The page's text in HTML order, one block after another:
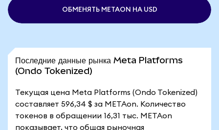
ОБМЕНЯТЬ METAON НА USD
Последние данные рынка Meta Platforms
(Ondo Tokenized)
Текущая цена Meta Platforms (Ondo Tokenized)
составляет 596,34 $ за METAon. Количество
токенов в обращении 16,31 тыс. METAon
показывает, что общая рыночная